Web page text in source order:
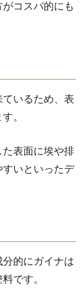
コスパ的にも
いるため、表
。
表面に埃や排
いといったデ
的にガイナは
です。